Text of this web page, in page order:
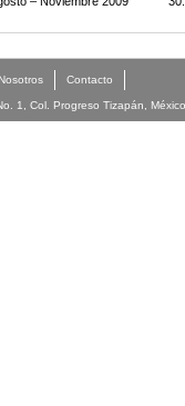
Nosotros Contacto
1, Col. Progreso Tizapán,